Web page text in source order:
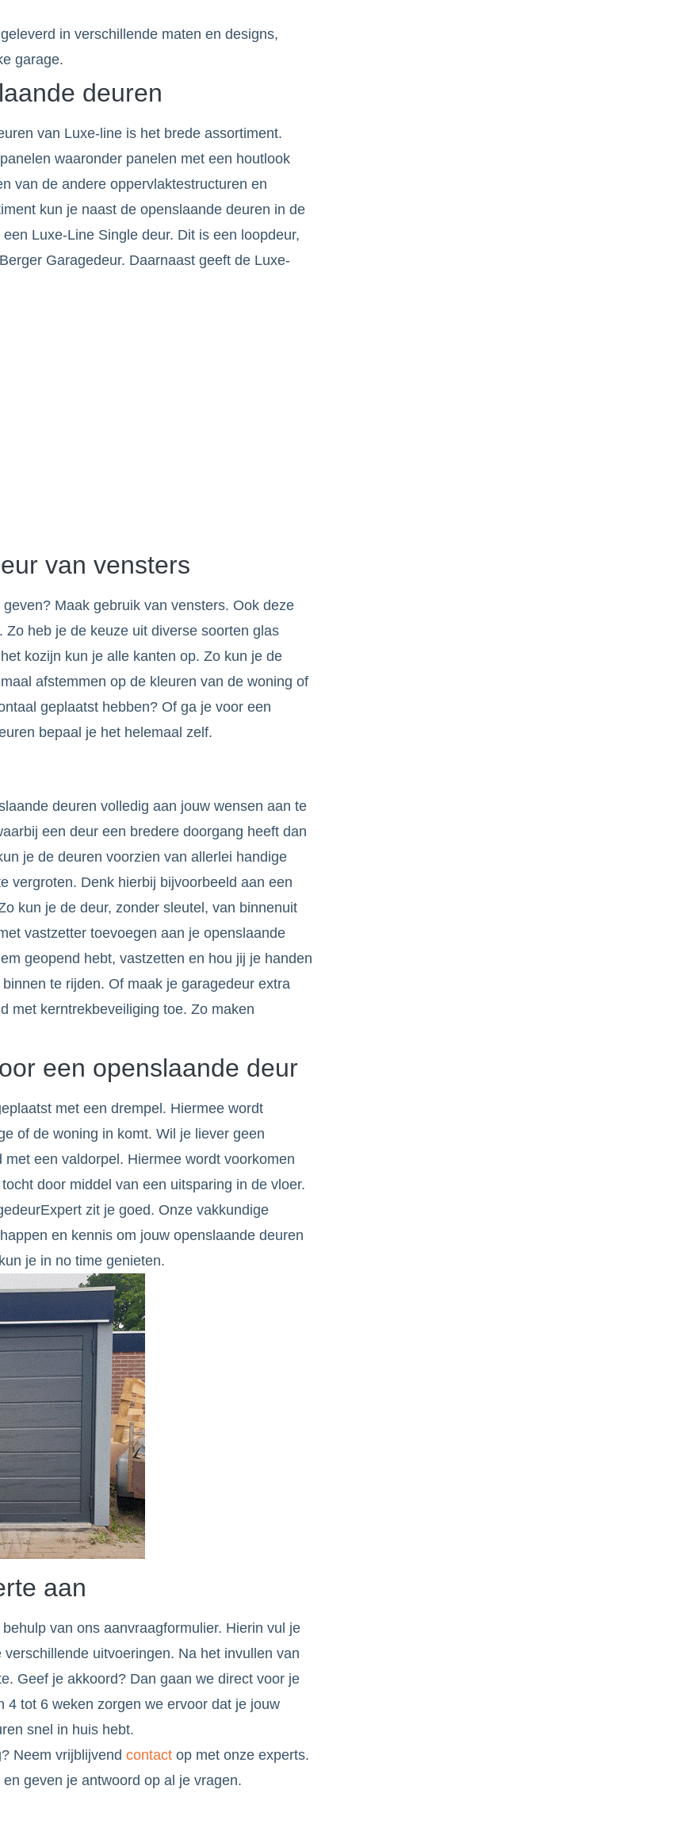
in verschillende maten en designs,
garage.
deuren
van Luxe-line is het brede assortiment.
waaronder panelen met een houtlook
van de andere oppervlaktestructuren en
kun je naast de openslaande deuren in de
Luxe-Line Single deur. Dit is een loopdeur,
Garagedeur. Daarnaast geeft de Luxe-
van vensters
Maak gebruik van vensters. Ook deze
heb je de keuze uit diverse soorten glas
kozijn kun je alle kanten op. Zo kun je de
afstemmen op de kleuren van de woning of
geplaatst hebben? Of ga je voor een
bepaal je het helemaal zelf.
deuren volledig aan jouw wensen aan te
een deur een bredere doorgang heeft dan
je de deuren voorzien van allerlei handige
vergroten. Denk hierbij bijvoorbeeld aan een
kun je de deur, zonder sleutel, van binnenuit
vastzetter toevoegen aan je openslaande
geopend hebt, vastzetten en hou jij je handen
te rijden. Of maak je garagedeur extra
met kerntrekbeveiliging toe. Zo maken
een openslaande deur
met een drempel. Hiermee wordt
of de woning in komt. Wil je liever geen
een valdorpel. Hiermee wordt voorkomen
door middel van een uitsparing in de vloer.
zit je goed. Onze vakkundige
en kennis om jouw openslaande deuren
je in no time genieten.
aan
van ons aanvraagformulier. Hierin vul je
uitvoeringen. Na het invullen van
Geef je akkoord? Dan gaan we direct voor je
tot 6 weken zorgen we ervoor dat je jouw
snel in huis hebt.
Neem vrijblijvend contact op met onze experts.
geven je antwoord op al je vragen.